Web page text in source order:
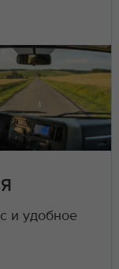
и удобное